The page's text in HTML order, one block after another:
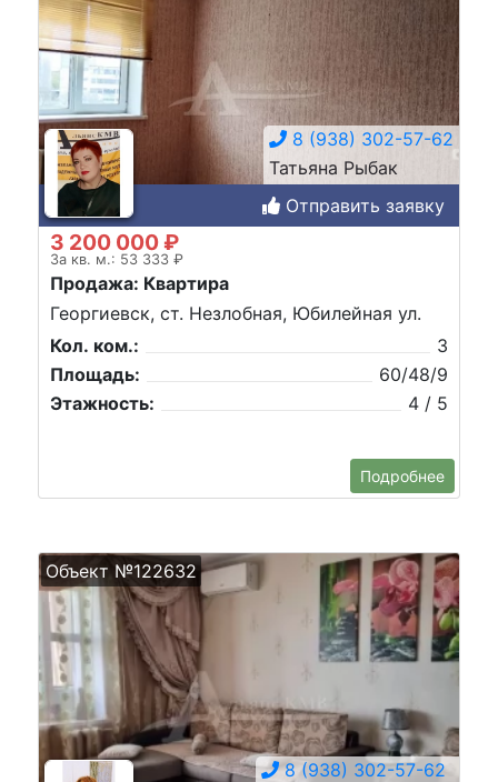
8 (938) 302-57-62
Татьяна Рыбак
Отправить заявку
3 200 000 ₽
За кв. м.: 53 333 ₽
Продажа: Квартира
Георгиевск, ст. Незлобная, Юбилейная ул.
Кол. ком.:
3
Площадь:
60/48/9
Этажность:
4 / 5
Подробнее
Объект №122632
8 (938) 302-57-62